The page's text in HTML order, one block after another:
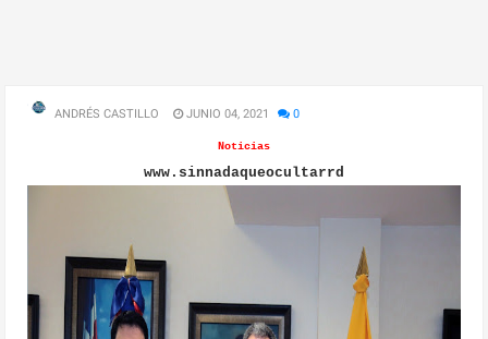
ANDRÉS CASTILLO JUNIO 04, 2021 0
Noticias
www.sinnadaqueocultarrd